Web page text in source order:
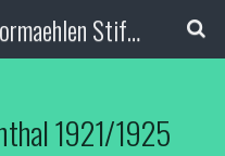
Johannes Theodor Thormaehlen Stiftung
1921/1925